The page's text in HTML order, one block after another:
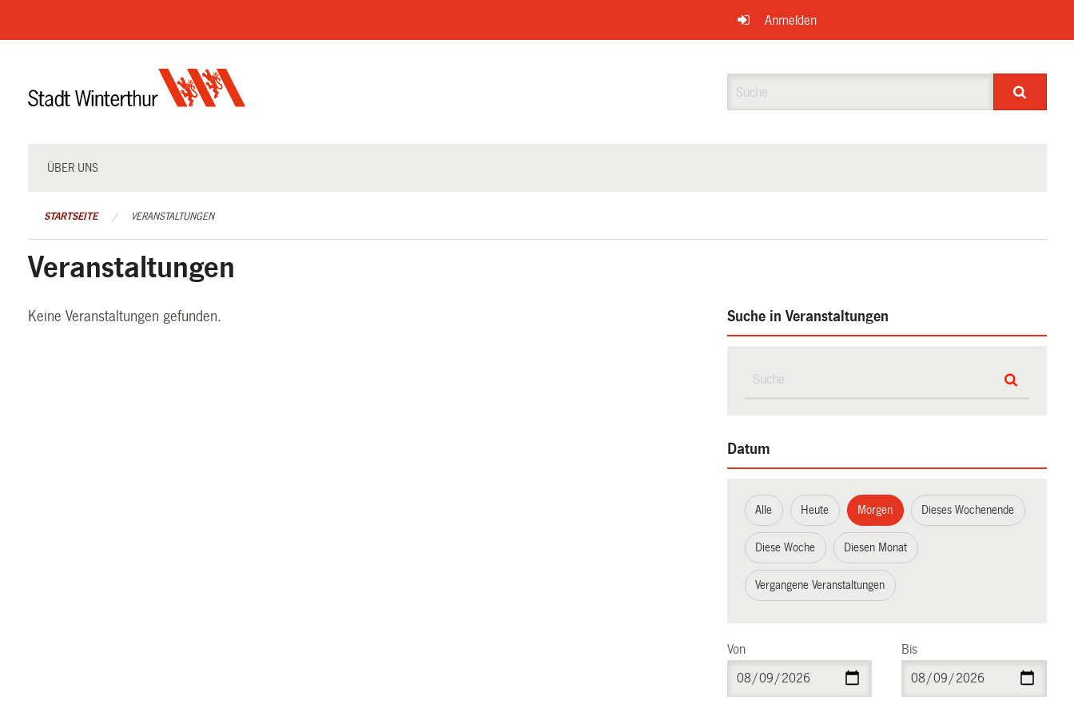
überspringen
Anmelden
ÜBER UNS
STARTSEITE VERANSTALTUNGEN
Veranstaltungen
Keine Veranstaltungen gefunden. Suche in Veranstaltungen
Datum
Alle Heute Morgen Dieses Wochenende
Diese Woche Diesen Monat
Vergangene Veranstaltungen
Von Bis